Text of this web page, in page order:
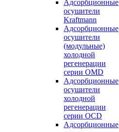
Адсорбционные
осушители
Kraftmann
Адсорбционные
осушители
(модульные)
холодной
регенерации
серии OMD
Адсорбционные
осушители
холодной
регенерации
серии OCD
Адсорбционные